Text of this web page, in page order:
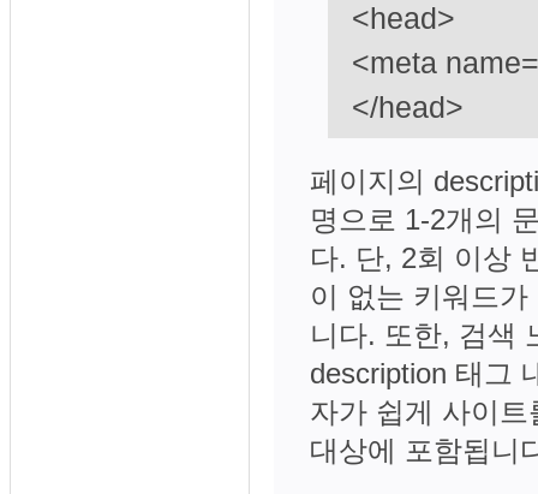
<head>
<meta
</head>
페이지의
명으로 1-2개의
다. 단, 2회 이상
이 없는 키워드
니다. 또한, 검색
description 태그
자가 쉽게 사이
대상에 포함됩니